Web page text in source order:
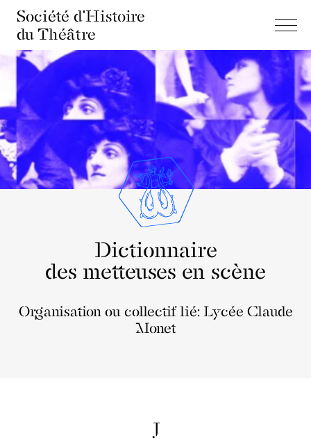
Société d'Histoire
du Théâtre
Dictionnaire
des metteuses en scène
Organisation ou collectif lié: Lycée Claude
Monet
J